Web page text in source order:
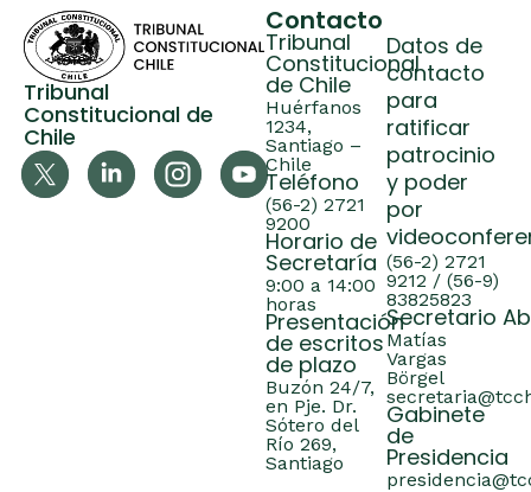
Tribunal
Constitucional de
Chile
Contacto
Tribunal
Constitucional
de Chile
Huérfanos
1234,
Santiago –
Chile
Teléfono
(56-2) 2721
9200
Horario de
Secretaría
9:00 a 14:00
horas
Presentación
de escritos
de plazo
Buzón 24/7,
en Pje. Dr.
Sótero del
Río 269,
Santiago
Datos de
contacto
para
ratificar
patrocinio
y poder
por
(56-2) 2721
9212 / (56-9)
83825823
Secretario
Matías
Vargas
Börgel
Gabinete
de
Presidencia